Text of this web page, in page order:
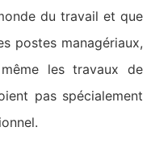
du travail et que
postes managériaux,
les travaux de
pas spécialement